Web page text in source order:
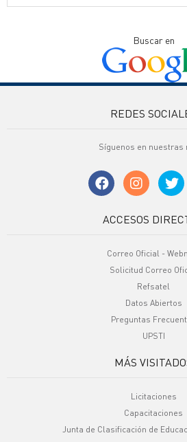
Buscar en
REDES
Síguenos en nuestras
ACCESOS
Correo Oficial -
Solicitud Correo
Refsatel
Datos Abiertos
Preguntas
UPSTI
MÁS
Licitaciones
Capacitaciones
Junta de Clasificación de